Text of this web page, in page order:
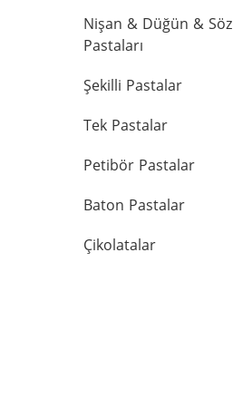
Nişan & Düğün & Söz
Pastaları
Şekilli Pastalar
Tek Pastalar
Petibör Pastalar
Baton Pastalar
Çikolatalar